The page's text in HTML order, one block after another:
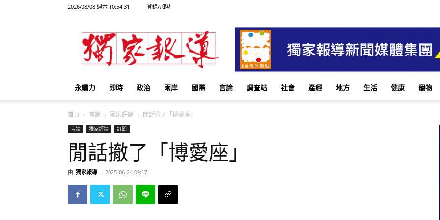
2026/08/08 週六 10:54:31 登錄/加盟
獨
家
報
永續力 即時 政治 兩岸 國際 言論 調查站 社會 產經 地方 生活 健康 寵物
首頁 言論 獨家評論 閒話撤了「博愛座」
言論 獨家評論 訂閱
閒話撤了「博愛座」
由 獨家報導 - 2025-06-24 09:17